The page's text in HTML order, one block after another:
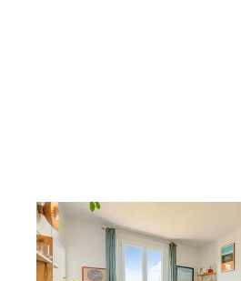
PARIS 75020
35,08 m
2 , 2 pièces
Ref : 11549